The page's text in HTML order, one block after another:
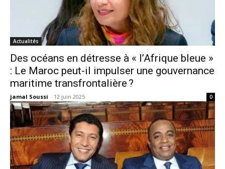
Actualités
Des océans en détresse à « l’Afrique bleue »
: Le Maroc peut-il impulser une gouvernance
maritime transfrontalière ?
jamal Soussi - 12 juin 2025 0